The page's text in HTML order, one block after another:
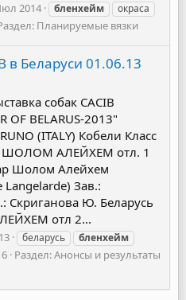
2014 бленхейм
окраса
Планируемые вязки
в Беларуси 01.06.13
собак CACIB
OF BELARUS-2013"
(ITALY) Кобели Класс
АЛЕЙХЕМ отл. 1
Шолом Алейхем
Langelarde) Зав.:
Скриганова Ю. Беларусь
отл 2...
беларусь
бленхейм
Раздел:Анонсы и результаты